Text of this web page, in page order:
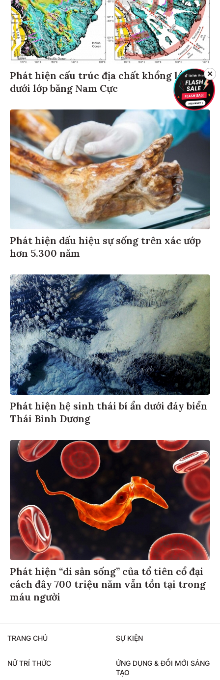
Phát hiện cấu trúc địa chất khổng lồ ẩn
dưới lớp băng Nam Cực
Phát hiện dấu hiệu sự sống trên xác ướp
hơn 5.300 năm
Phát hiện hệ sinh thái bí ẩn dưới đáy biển
Thái Bình Dương
Phát hiện “di sản sống” của tổ tiên cổ đại
cách đây 700 triệu năm vẫn tồn tại trong
máu người
TRANG CHỦ SỰ KIỆN
NỮ TRÍ THỨC
ỨNG DỤNG & ĐỔI MỚI SÁNG
TẠO
✕